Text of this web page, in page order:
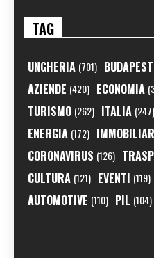
TAG
UNGHERIA (701) BUDAPEST
AZIENDE (420) ECONOMIA
TURISMO (262) ITALIA (247)
ENERGIA (172)
CORONAVIRUS (126)
CULTURA (121) EVENTI (119)
AUTOMOTIVE (110) PIL (104)